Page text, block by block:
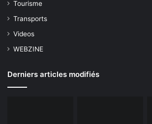
Tourisme
Transports
Videos
WEBZINE
Derniers articles modifiés